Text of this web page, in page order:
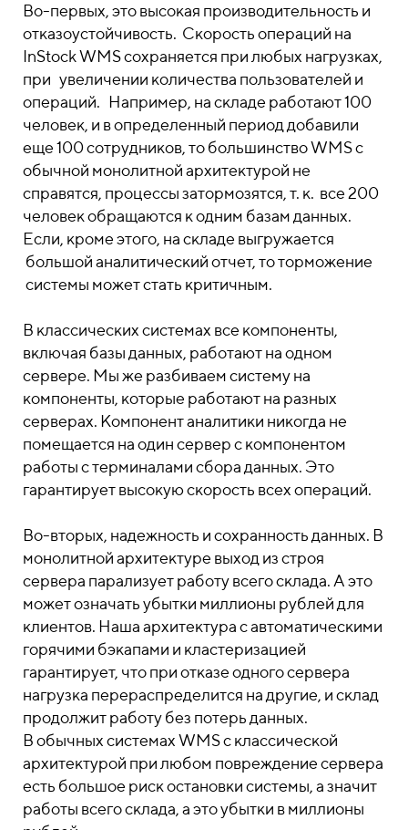
Во-первых, это высокая производительность и
отказоустойчивость. Скорость операций на
InStock WMS сохраняется при любых нагрузках,
при увеличении количества пользователей и
операций. Например, на складе работают 100
человек, и в определенный период добавили
еще 100 сотрудников, то большинство WMS c
обычной монолитной архитектурой не
справятся, процессы затормозятся, т. к. все 200
человек обращаются к одним базам данных.
Если, кроме этого, на складе выгружается
большой аналитический отчет, то торможение
системы может стать критичным.
В классических системах все компоненты,
включая базы данных, работают на одном
сервере. Мы же разбиваем систему на
компоненты, которые работают на разных
серверах. Компонент аналитики никогда не
помещается на один сервер с компонентом
работы с терминалами сбора данных. Это
гарантирует высокую скорость всех операций.
Во-вторых, надежность и сохранность данных. В
монолитной архитектуре выход из строя
сервера парализует работу всего склада. А это
может означать убытки миллионы рублей для
клиентов. Наша архитектура с автоматическими
горячими бэкапами и кластеризацией
гарантирует, что при отказе одного сервера
нагрузка перераспределится на другие, и склад
продолжит работу без потерь данных.
В обычных системах WMS c классической
архитектурой при любом повреждение сервера
есть большое риск остановки системы, а значит
работы всего склада, а это убытки в миллионы